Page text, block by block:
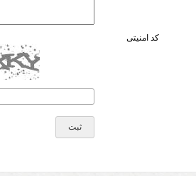
کد امنیتی